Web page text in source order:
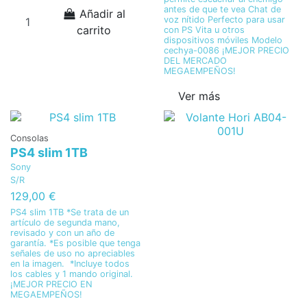
Añadir al
carrito
antes de que te vea Chat de
voz nítido Perfecto para usar
con PS Vita u otros
dispositivos móviles Modelo
cechya-0086 ¡MEJOR PRECIO
DEL MERCADO
MEGAEMPEÑOS!
Ver más
Consolas
PS4 slim 1TB
Sony
S/R
129,00 €
PS4 slim 1TB *Se trata de un
artículo de segunda mano,
revisado y con un año de
garantía. *Es posible que tenga
señales de uso no apreciables
en la imagen. *Incluye todos
los cables y 1 mando original.
¡MEJOR PRECIO EN
MEGAEMPEÑOS!